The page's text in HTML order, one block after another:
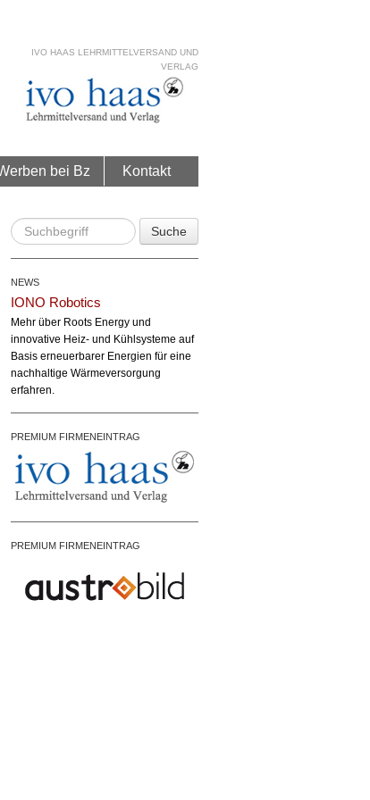
IVO HAAS LEHRMITTELVERSAND UND
VERLAG
bei Bz Kontakt
Suche
NEWS
IONO Robotics
Mehr über Roots Energy und
innovative Heiz- und Kühlsysteme auf
Basis erneuerbarer Energien für eine
nachhaltige Wärmeversorgung
erfahren.
PREMIUM FIRMENEINTRAG
PREMIUM FIRMENEINTRAG